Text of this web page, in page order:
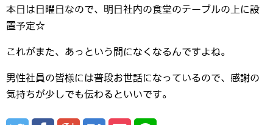
本日は日曜日なので、明日社内の食堂のテーブルの上に設
置予定☆
これがまた、あっという間になくなるんですよね。
男性社員の皆様には普段お世話になっているので、感謝の
気持ちが少しでも伝わるといいです。